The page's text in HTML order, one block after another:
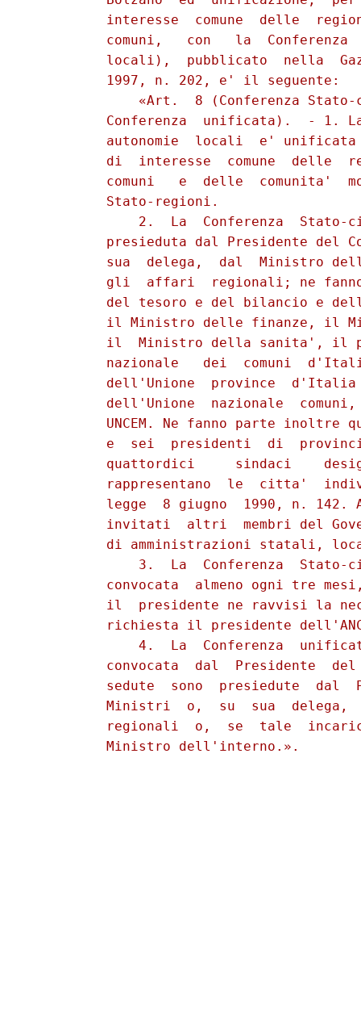
interesse  comune  delle
comuni,   con   la  Conferenza
locali),  pubblicato  nella
          1997, n. 202, e' il seguente:
«Art.  8 (Conferenza
Conferenza  unificata).  - 1.
autonomie  locali  e'
di  interesse  comune  delle
comuni   e  delle  comunita'
          Stato-regioni.
2.  La  Conferenza  Stato-
presieduta dal Presidente del
sua  delega,  dal  Ministro
gli  affari  regionali; ne
del tesoro e del bilancio e
il Ministro delle finanze, il
il  Ministro della sanita', il
nazionale   dei  comuni
dell'Unione  province
dell'Unione  nazionale
UNCEM. Ne fanno parte inoltre
e  sei  presidenti  di
quattordici     sindaci
rappresentano  le  citta'
legge  8 giugno  1990, n. 142.
invitati  altri  membri del
di amministrazioni statali,
3.  La  Conferenza  Stato-
convocata  almeno ogni tre
il  presidente ne ravvisi la
richiesta il presidente
4.  La  Conferenza
convocata  dal  Presidente
sedute  sono  presiedute  dal
Ministri  o,  su  sua  delega,
regionali  o,  se  tale